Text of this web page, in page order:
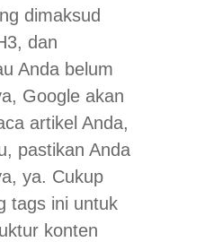
dimaksud
dan
Anda belum
Google akan
artikel Anda,
pastikan Anda
ya. Cukup
tags ini untuk
konten